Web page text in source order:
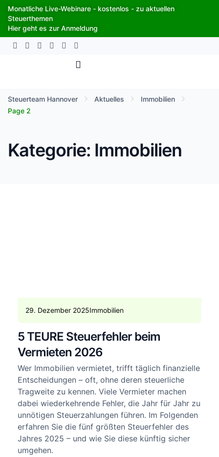
Zum
Inhalt
springen
Monatliche Live-Webinare - kostenlos - zu aktuellen
Steuerthemen
Hier geht es zur Anmeldung
Steuerteam Hannover Aktuelles
Immobilien
Page 2
Kategorie: Immobilien
29. Dezember 2025Immobilien
5 TEURE Steuerfehler beim
Vermieten 2026
Wer Immobilien vermietet, trifft täglich finanzielle
Entscheidungen – oft, ohne deren steuerliche
Tragweite zu kennen. Viele Vermieter machen
dabei wiederkehrende Fehler, die Jahr für Jahr zu
unnötigen Steuerzahlungen führen. Im Folgenden
erfahren Sie die fünf größten Steuerfehler des
Jahres 2025 – und wie Sie diese künftig sicher
umgehen.